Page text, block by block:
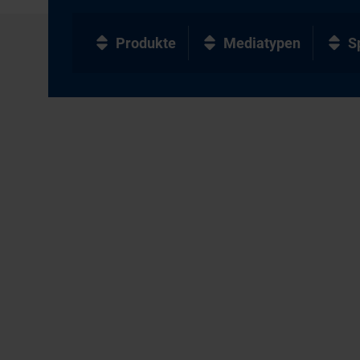
Produkte Mediatypen